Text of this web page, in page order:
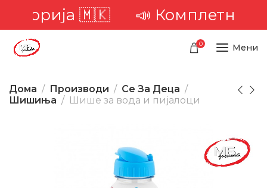
🇲🇰📣 Комплетна
0 Мени
Дома Производи
Се За Деца
Шишиња
Шише за вода и пијалоци